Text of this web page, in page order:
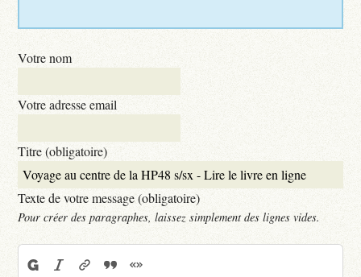
Votre nom
Votre adresse email
Titre (obligatoire)
Texte de votre message (obligatoire)
Pour créer des paragraphes, laissez simplement des lignes vides.